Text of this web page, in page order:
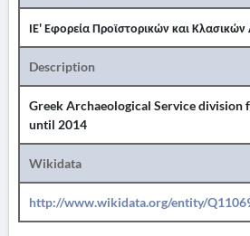
ΙΕ' Εφορεία Προϊστορικών και
Description
Greek Archaeological Service division
until 2014
Wikidata
http://www.wikidata.org/entity/